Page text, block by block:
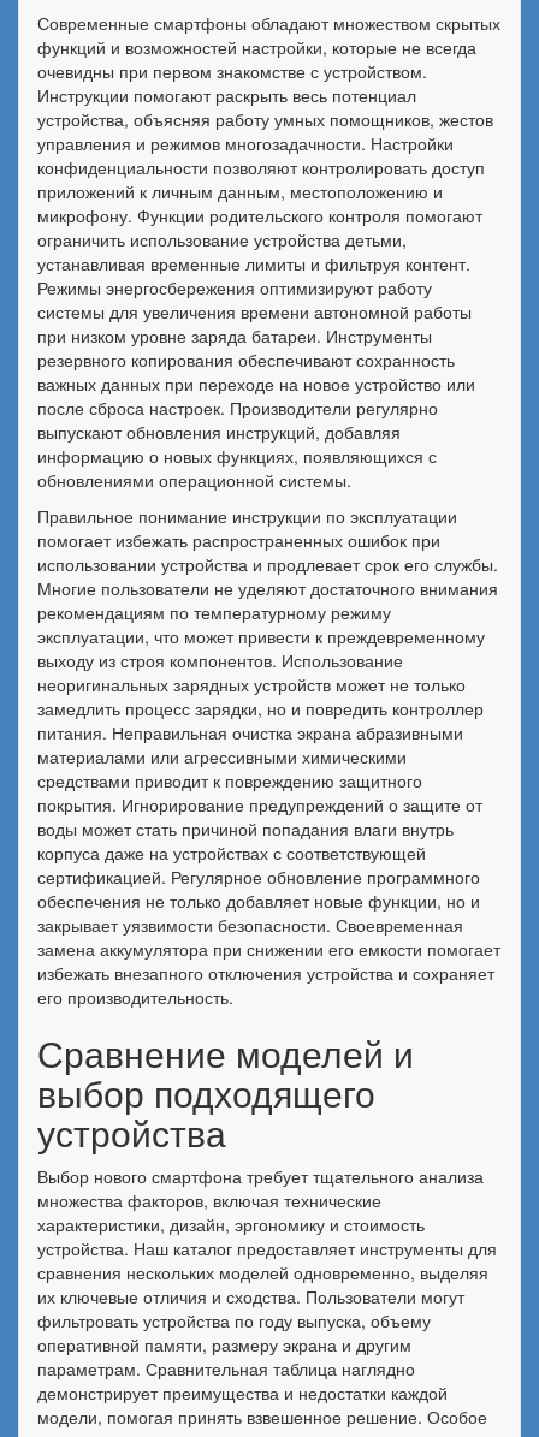
Современные смартфоны обладают множеством скрытых
функций и возможностей настройки, которые не всегда
очевидны при первом знакомстве с устройством.
Инструкции помогают раскрыть весь потенциал
устройства, объясняя работу умных помощников, жестов
управления и режимов многозадачности. Настройки
конфиденциальности позволяют контролировать доступ
приложений к личным данным, местоположению и
микрофону. Функции родительского контроля помогают
ограничить использование устройства детьми,
устанавливая временные лимиты и фильтруя контент.
Режимы энергосбережения оптимизируют работу
системы для увеличения времени автономной работы
при низком уровне заряда батареи. Инструменты
резервного копирования обеспечивают сохранность
важных данных при переходе на новое устройство или
после сброса настроек. Производители регулярно
выпускают обновления инструкций, добавляя
информацию о новых функциях, появляющихся с
обновлениями операционной системы.
Правильное понимание инструкции по эксплуатации
помогает избежать распространенных ошибок при
использовании устройства и продлевает срок его службы.
Многие пользователи не уделяют достаточного внимания
рекомендациям по температурному режиму
эксплуатации, что может привести к преждевременному
выходу из строя компонентов. Использование
неоригинальных зарядных устройств может не только
замедлить процесс зарядки, но и повредить контроллер
питания. Неправильная очистка экрана абразивными
материалами или агрессивными химическими
средствами приводит к повреждению защитного
покрытия. Игнорирование предупреждений о защите от
воды может стать причиной попадания влаги внутрь
корпуса даже на устройствах с соответствующей
сертификацией. Регулярное обновление программного
обеспечения не только добавляет новые функции, но и
закрывает уязвимости безопасности. Своевременная
замена аккумулятора при снижении его емкости помогает
избежать внезапного отключения устройства и сохраняет
его производительность.
Сравнение моделей и
выбор подходящего
устройства
Выбор нового смартфона требует тщательного анализа
множества факторов, включая технические
характеристики, дизайн, эргономику и стоимость
устройства. Наш каталог предоставляет инструменты для
сравнения нескольких моделей одновременно, выделяя
их ключевые отличия и сходства. Пользователи могут
фильтровать устройства по году выпуска, объему
оперативной памяти, размеру экрана и другим
параметрам. Сравнительная таблица наглядно
демонстрирует преимущества и недостатки каждой
модели, помогая принять взвешенное решение. Особое